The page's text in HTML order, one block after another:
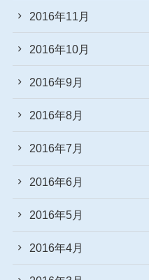
2016年11月
2016年10月
2016年9月
2016年8月
2016年7月
2016年6月
2016年5月
2016年4月